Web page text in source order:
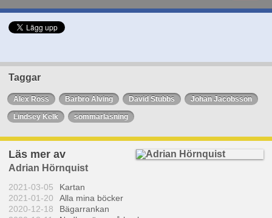
Taggar
Alex Ross Barbro Alving David Stubbs Johan Jacobsson
Lindsey Kelk sommarläsning
Läs mer av
Adrian Hörnquist
2021-03-05
Kartan
2021-01-20
Alla mina böcker
2020-12-18
Bägarrankan